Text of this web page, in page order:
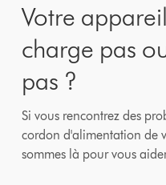
Votre
charge pas
pas ?
Si vous rencontrez des
cordon d'alimentation de
sommes là pour vous